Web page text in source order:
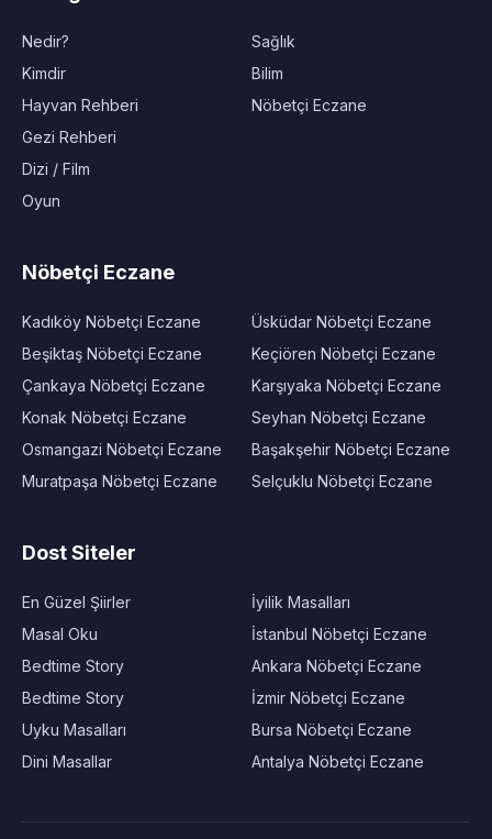
Nedir?
Kimdir
Hayvan Rehberi
Gezi Rehberi
Dizi / Film
Oyun
Sağlık
Bilim
Nöbetçi Eczane
Nöbetçi Eczane
Kadıköy Nöbetçi Eczane
Beşiktaş Nöbetçi Eczane
Çankaya Nöbetçi Eczane
Konak Nöbetçi Eczane
Osmangazi Nöbetçi Eczane
Muratpaşa Nöbetçi Eczane
Üsküdar Nöbetçi Eczane
Keçiören Nöbetçi Eczane
Karşıyaka Nöbetçi Eczane
Seyhan Nöbetçi Eczane
Başakşehir Nöbetçi Eczane
Selçuklu Nöbetçi Eczane
Dost Siteler
En Güzel Şiirler
Masal Oku
Bedtime Story
Bedtime Story
Uyku Masalları
Dini Masallar
İyilik Masalları
İstanbul Nöbetçi Eczane
Ankara Nöbetçi Eczane
İzmir Nöbetçi Eczane
Bursa Nöbetçi Eczane
Antalya Nöbetçi Eczane